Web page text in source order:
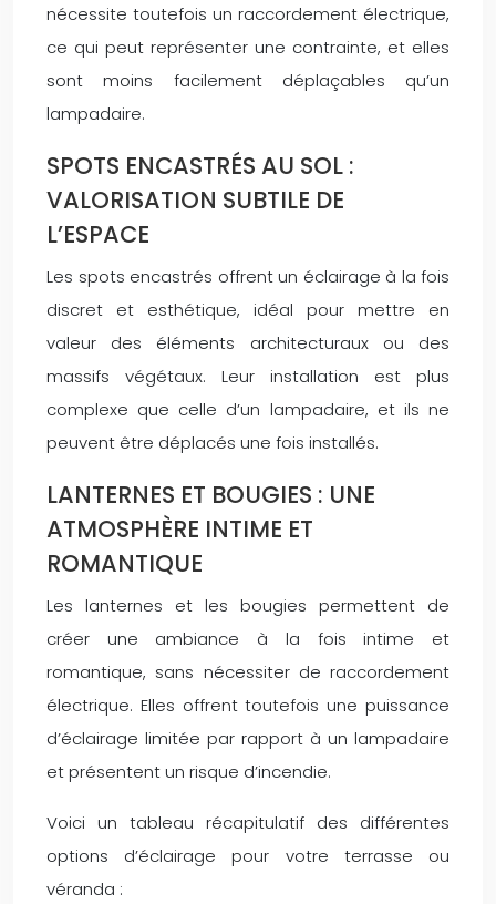
nécessite toutefois un raccordement électrique,
ce qui peut représenter une contrainte, et elles
sont moins facilement déplaçables qu’un
lampadaire.
SPOTS ENCASTRÉS AU SOL :
VALORISATION SUBTILE DE
L’ESPACE
Les spots encastrés offrent un éclairage à la fois
discret et esthétique, idéal pour mettre en
valeur des éléments architecturaux ou des
massifs végétaux. Leur installation est plus
complexe que celle d’un lampadaire, et ils ne
peuvent être déplacés une fois installés.
LANTERNES ET BOUGIES : UNE
ATMOSPHÈRE INTIME ET
ROMANTIQUE
Les lanternes et les bougies permettent de
créer une ambiance à la fois intime et
romantique, sans nécessiter de raccordement
électrique. Elles offrent toutefois une puissance
d’éclairage limitée par rapport à un lampadaire
et présentent un risque d’incendie.
Voici un tableau récapitulatif des différentes
options d’éclairage pour votre terrasse ou
véranda :